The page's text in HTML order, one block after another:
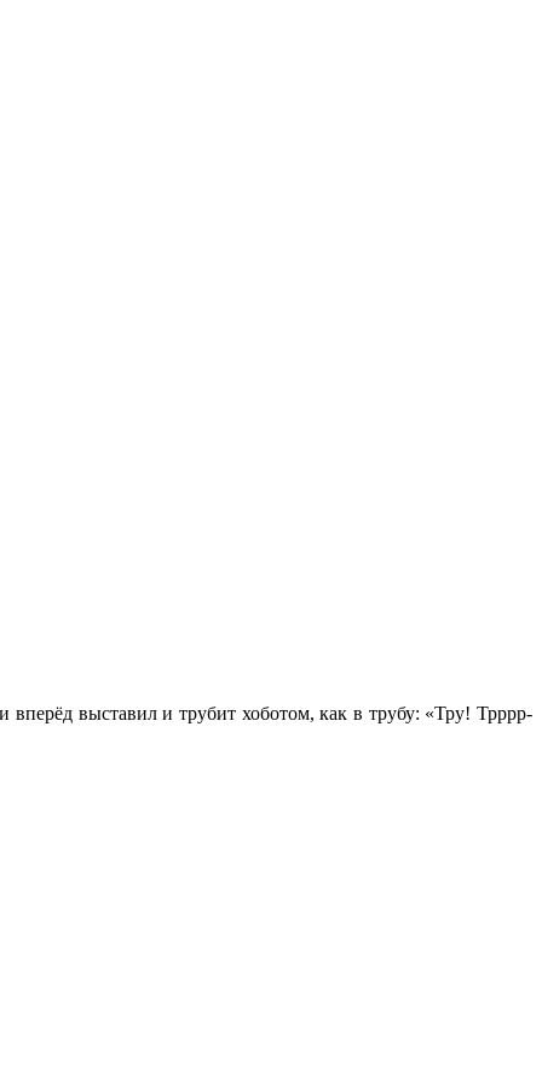
выставил и трубит хоботом, как в трубу: «Тру! Трррр-